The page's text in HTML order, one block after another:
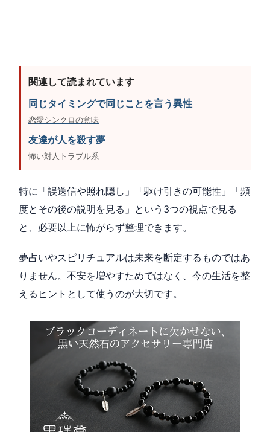
関連して読まれています
同じタイミングで同じことを言う異性
恋愛シンクロの意味
友達が人を殺す夢
怖い対人トラブル系
特に「誤送信や照れ隠し」「駆け引きの可能性」「頻
度とその後の説明を見る」という3つの視点で見る
と、必要以上に怖がらず整理できます。
夢占いやスピリチュアルは未来を断定するものではあ
りません。不安を増やすためではなく、今の生活を整
えるヒントとして使うのが大切です。